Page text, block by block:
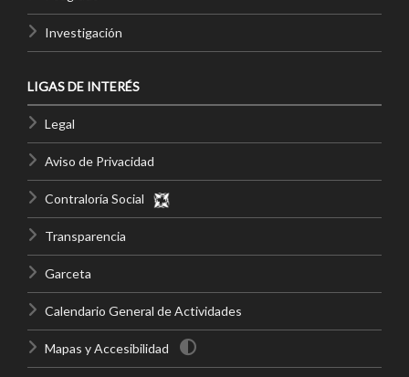
Investigación
LIGAS DE INTERÉS
Legal
Aviso de Privacidad
Contraloría Social
Transparencia
Garceta
Calendario General de Actividades
Mapas y Accesibilidad